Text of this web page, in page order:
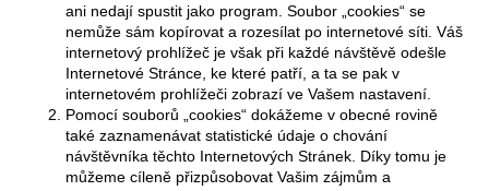
ani nedají spustit jako program. Soubor „cookies“ se
nemůže sám kopírovat a rozesílat po internetové síti. Váš
internetový prohlížeč je však při každé návštěvě odešle
Internetové Stránce, ke které patří, a ta se pak v
internetovém prohlížeči zobrazí ve Vašem nastavení.
Pomocí souborů „cookies“ dokážeme v obecné rovině
také zaznamenávat statistické údaje o chování
návštěvníka těchto Internetových Stránek. Díky tomu je
můžeme cíleně přizpůsobovat Vašim zájmům a